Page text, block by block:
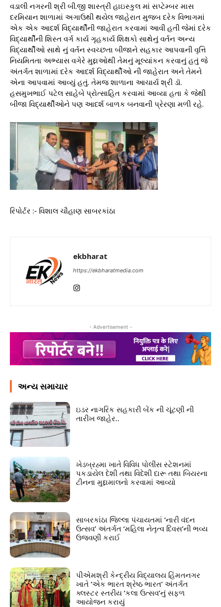
વડાલી નગરની શ્રી બી.જી શાસ્ત્રી હાઇસ્કુલ માં સપ્ટેમ્બર માસ
દરમિયાન શાળામાં અગાઉથી થયેલ જાહેરાત મુજબ દરેક વિભાગમાં
એક એક આદર્શ વિદ્યાર્થીની જાહેરાત કરવામાં આવી હતી જેમાં દરેક
વિદ્યાર્થીની શિસ્ત વર્ગ કાર્ય ગૃહકાર્ય શિક્ષકો સાથેનું વર્તન અન્ય
વિદ્યાર્થીઓ સાથે નું વર્તન સ્વચ્છતા બીજાને સહકાર આપવાની વૃત્તિ
નિયમિતતા અભ્યાસ વગેરે મુદ્દાઓથી તેમનું મૂલ્યાંકન કરવાનું હતું જે
અંતર્ગત શાળામાં દરેક આદર્શ વિદ્યાર્થીઓ ની જાહેરાત અને તેમને
એના આપવામાં આવ્યું હતું. તેમજ શાળાના આચાર્ય શ્રી ડૉ.
હસમુખભાઈ પટેલ સાહેબે પ્રોત્સાહિત કરવામાં આવ્યા હતા કે જેથી
બીજા વિદ્યાર્થીઓને પણ આદર્શ બાળક બનવાની પ્રેરણા મળી રહે.
રિપોર્ટર :- વિશાલ ચૌહાણ સાબરકાંઠા
ekbharat
https://ekbharatmedia.com
- Advertisement -
અન્ય સમાચાર
ઇડર નાગરિક સહકારી બેંક ની ચૂંટણી ની
તારીખ જાહેર..
ખેડબ્રહ્મા ખાતે વિવિધ પોલીસ સ્ટેશનમાં
પકડાયેલ દેશી તથા વિદેશી દારૂ તથા બિયરના
ટીનના મુદ્દામાલનો કરવામાં આવ્યો
સાબરકાંઠા જિલ્લા પંચાયતમાં ‘નારી વંદન
ઉત્સવ’ અંતર્ગત ‘મહિલા નેતૃત્વ દિવસ’ની ભવ્ય
ઉજવણી કરાઈ
પીએમશ્રી કેન્દ્રીય વિદ્યાલય હિંમતનગર
ખાતે ‘એક ભારત શ્રેષ્ઠ ભારત’ અંતર્ગત
ક્લસ્ટર સ્તરીય ‘કલા ઉત્સવ’નું સફળ
આયોજન કરાયું